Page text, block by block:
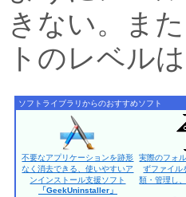
きない。ま
トのレベル
ソフトライブラリからのおすすめソフト
不要なアプリケーションを跡形
なく消去できる、使いやすいア
ンインストール支援ソフト
「GeekUninstaller」
実際のフォ
ずファイル
類・管理し